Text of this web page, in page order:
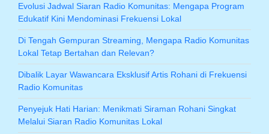
Evolusi Jadwal Siaran Radio Komunitas: Mengapa Program
Edukatif Kini Mendominasi Frekuensi Lokal
Di Tengah Gempuran Streaming, Mengapa Radio Komunitas
Lokal Tetap Bertahan dan Relevan?
Dibalik Layar Wawancara Eksklusif Artis Rohani di Frekuensi
Radio Komunitas
Penyejuk Hati Harian: Menikmati Siraman Rohani Singkat
Melalui Siaran Radio Komunitas Lokal